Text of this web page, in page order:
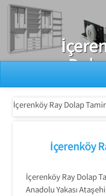
Ray Dolap Tamiri
İçerenköy Ray Dolap Tamir
İçerenköy
İçerenköy Ray Dolap
Anadolu Yakası